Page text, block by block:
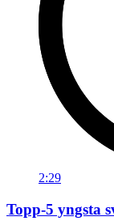
2:29
Topp-5 yngsta